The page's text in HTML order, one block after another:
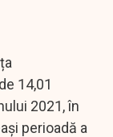
14,01
2021, în
perioadă a